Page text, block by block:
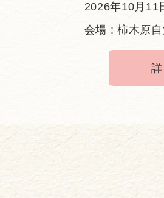
2026年10月11
会場 : 柿木原